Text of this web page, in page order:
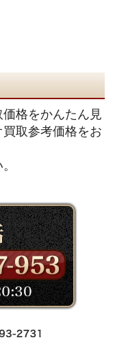
格をかんたん見
取参考価格をお